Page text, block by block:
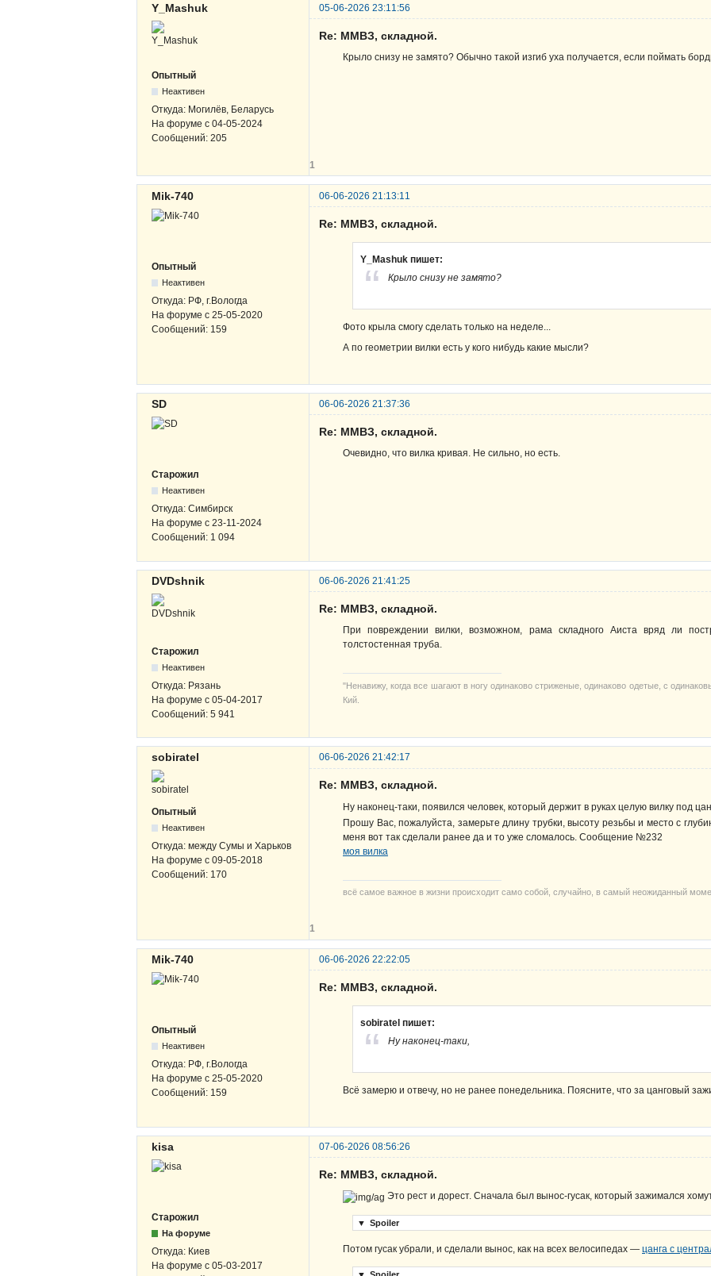
Y_Mashuk 05-06-2026 23:11:56
Опытный
Неактивен
Откуда: Могилёв, Беларусь
На форуме с 04-05-2024
Сообщений: 205
Re: ММВЗ, складной.
Крыло снизу не замято? Обычно такой изгиб уха получается, если поймать
1
Mik-740 06-06-2026 21:13:11
Опытный
Неактивен
Откуда: РФ, г.Вологда
На форуме с 25-05-2020
Сообщений: 159
Re: ММВЗ, складной.
Y_Mashuk пишет:
Крыло снизу не замято?
Фото крыла смогу сделать только на неделе...
А по геометрии вилки есть у кого нибудь какие мысли?
SD 06-06-2026 21:37:36
Старожил
Неактивен
Откуда: Симбирск
На форуме с 23-11-2024
Сообщений: 1 094
Re: ММВЗ, складной.
Очевидно, что вилка кривая. Не сильно, но есть.
DVDshnik 06-06-2026 21:41:25
Старожил
Неактивен
Откуда: Рязань
На форуме с 05-04-2017
Сообщений: 5 941
Re: ММВЗ, складной.
При повреждении вилки, возможном, рама складного Аиста вряд ли
толстостенная труба.
"Ненавижу, когда все шагают в ногу одинаково стриженые, одинаково одетые, с
Кий.
sobiratel 06-06-2026 21:42:17
Опытный
Неактивен
Откуда: между Сумы и Харьков
На форуме с 09-05-2018
Сообщений: 170
Re: ММВЗ, складной.
Ну наконец-таки, появился человек, который держит в руках целую вилку под
Прошу Вас, пожалуйста, замерьте длину трубки, высоту резьбы и место с
меня вот так сделали ранее да и то уже сломалось. Сообщение №232
моя вилка
всё самое важное в жизни происходит само собой, случайно, в самый неожиданный
1
Mik-740 06-06-2026 22:22:05
Опытный
Неактивен
Откуда: РФ, г.Вологда
На форуме с 25-05-2020
Сообщений: 159
Re: ММВЗ, складной.
sobiratel пишет:
Ну наконец-таки,
Всё замерю и отвечу, но не ранее понедельника. Поясните, что за цанговый
kisa 07-06-2026 08:56:26
Старожил
На форуме
Откуда: Киев
На форуме с 05-03-2017
Re: ММВЗ, складной.
Это рест и дорест. Сначала был вынос-гусак, который зажимался
▼ Spoiler
Потом гусак убрали, и сделали вынос, как на всех велосипедах — цанга с